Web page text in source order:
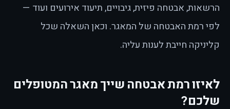
הרשאות, אבטחה פיזית, גיבויים, תיעוד אירועים ועוד —
לפי רמת האבטחה של המאגר. וכאן השאלה שכל
קליניקה חייבת לענות עליה.
לאיזו רמת אבטחה שייך מאגר המטופלים
שלכם?